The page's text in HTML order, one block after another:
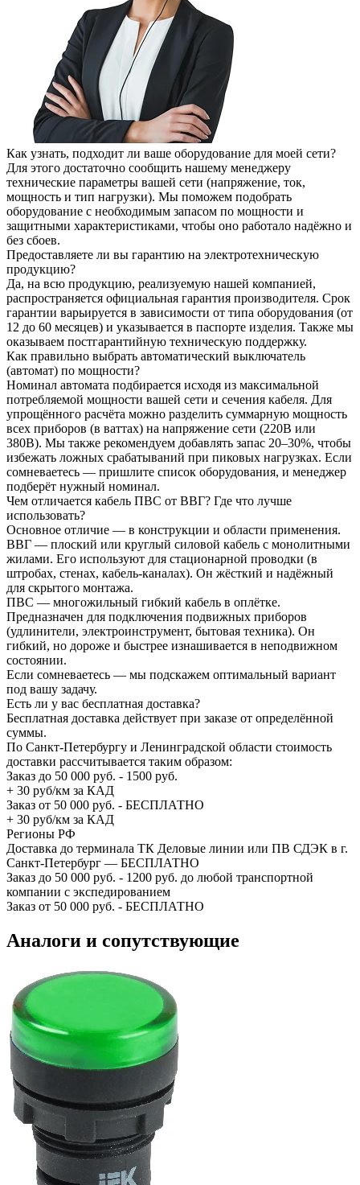
Как узнать, подходит ли ваше оборудование для моей сети?
Для этого достаточно сообщить нашему менеджеру
технические параметры вашей сети (напряжение, ток,
мощность и тип нагрузки). Мы поможем подобрать
оборудование с необходимым запасом по мощности и
защитными характеристиками, чтобы оно работало надёжно и
без сбоев.
Предоставляете ли вы гарантию на электротехническую
продукцию?
Да, на всю продукцию, реализуемую нашей компанией,
распространяется официальная гарантия производителя. Срок
гарантии варьируется в зависимости от типа оборудования (от
12 до 60 месяцев) и указывается в паспорте изделия. Также мы
оказываем постгарантийную техническую поддержку.
Как правильно выбрать автоматический выключатель
(автомат) по мощности?
Номинал автомата подбирается исходя из максимальной
потребляемой мощности вашей сети и сечения кабеля. Для
упрощённого расчёта можно разделить суммарную мощность
всех приборов (в ваттах) на напряжение сети (220В или
380В). Мы также рекомендуем добавлять запас 20–30%, чтобы
избежать ложных срабатываний при пиковых нагрузках. Если
сомневаетесь — пришлите список оборудования, и менеджер
подберёт нужный номинал.
Чем отличается кабель ПВС от ВВГ? Где что лучше
использовать?
Основное отличие — в конструкции и области применения.
ВВГ — плоский или круглый силовой кабель с монолитными
жилами. Его используют для стационарной проводки (в
штробах, стенах, кабель-каналах). Он жёсткий и надёжный
для скрытого монтажа.
ПВС — многожильный гибкий кабель в оплётке.
Предназначен для подключения подвижных приборов
(удлинители, электроинструмент, бытовая техника). Он
гибкий, но дороже и быстрее изнашивается в неподвижном
состоянии.
Если сомневаетесь — мы подскажем оптимальный вариант
под вашу задачу.
Есть ли у вас бесплатная доставка?
Бесплатная доставка действует при заказе от определённой
суммы.
По Санкт-Петербургу и Ленинградской области стоимость
доставки рассчитывается таким образом:
Заказ до 50 000 руб. - 1500 руб.
+ 30 руб/км за КАД
Заказ от 50 000 руб. - БЕСПЛАТНО
+ 30 руб/км за КАД
Регионы РФ
Доставка до терминала ТК Деловые линии или ПВ СДЭК в г.
Санкт-Петербург — БЕСПЛАТНО
Заказ до 50 000 руб. - 1200 руб. до любой транспортной
компании с экспедированием
Заказ от 50 000 руб. - БЕСПЛАТНО
Аналоги и сопутствующие